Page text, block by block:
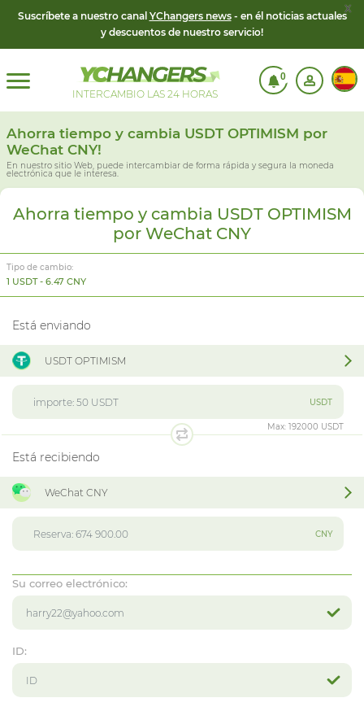
Suscríbete a nuestro canal YChangers news- en él noticias actuales
y descuentos de nuestro servicio!
x
INTERCAMBIO LAS 24 HORAS
0
Ahorra tiempo y cambia USDT OPTIMISM por
WeChat CNY!
En nuestro sitio Web, puede intercambiar de forma rápida y segura la moneda
electrónica que le interesa.
Ahorra tiempo y cambia USDT OPTIMISM
por WeChat CNY
Tipo de cambio:
1 USDT - 6.47 CNY
Está enviando
USDT OPTIMISM
USDT
Max: 192000 USDT
Está recibiendo
WeChat CNY
CNY
Su correo electrónico:
ID: